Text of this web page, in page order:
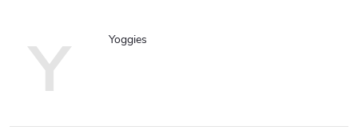
Y Yoggies